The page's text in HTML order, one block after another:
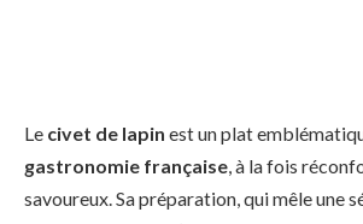
Le civet de lapin est un plat
gastronomie française, à la fois
savoureux. Sa préparation, qui mêle une